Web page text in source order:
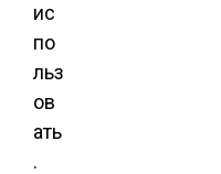
ис
по
льз
ов
ать
.